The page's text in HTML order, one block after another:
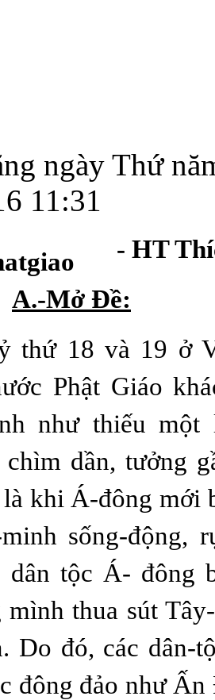
ngày Thứ
11:31
- HT
A.-Mở Ðề:
thứ 18 và 19 ở
Phật Giáo
như thiếu
dần, tưởng
khi Á-đông mới
sống-động,
dân tộc Á- đông
mình thua sút
Do đó, các dân-
đông đảo như